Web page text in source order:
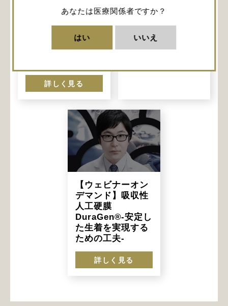
あなたは医療関係者ですか？
はい いいえ
減圧術における
DuraGenの使用法
詳しく見る
経鼻的硬膜再生-再
生過程の所見と、
使用方法について-
詳しく見る
【ウェビナーオン
デマンド】吸収性
人工硬膜
DuraGen®-安定し
た生着を実現する
ための工夫-
詳しく見る